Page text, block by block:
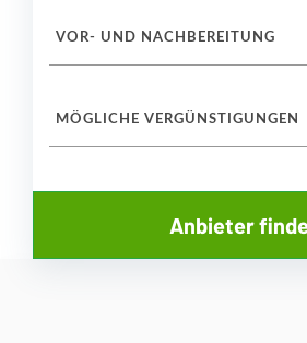
VOR- UND NACHBEREITUNG
MÖGLICHE VERGÜNSTIGUNGEN